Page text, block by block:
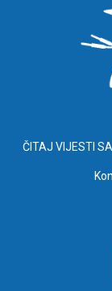
ČITAJ VIJESTI